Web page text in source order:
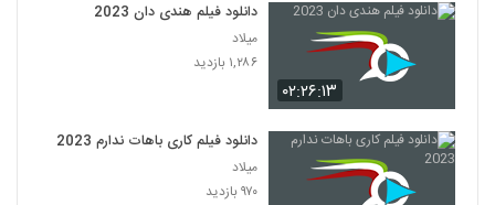
۰۲:۲۶:۱۳
دانلود فیلم هندی دان 2023
میلاد
۱,۲۸۶ بازدید
دانلود فیلم کاری باهات ندارم 2023
میلاد
۹۷۰ بازدید